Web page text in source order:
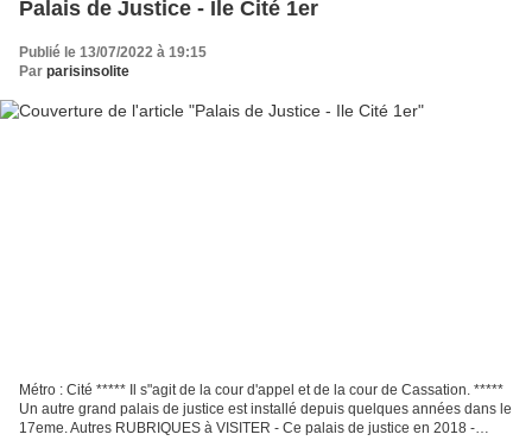
Palais de Justice - Ile Cité 1er
Publié le 13/07/2022 à 19:15
Par parisinsolite
Métro : Cité ***** Il s"agit de la cour d'appel et de la cour de Cassation. *****
Un autre grand palais de justice est installé depuis quelques années dans le
17eme. Autres RUBRIQUES à VISITER - Ce palais de justice en 2018 -